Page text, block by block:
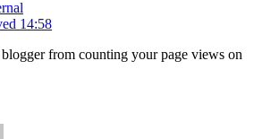
14:58
from counting your page views on